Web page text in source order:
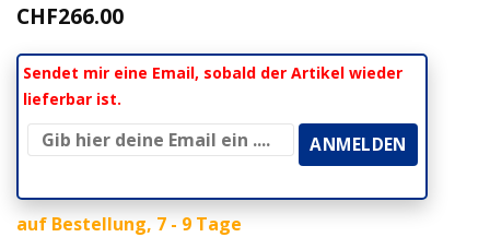
CHF266.00
Sendet mir eine Email, sobald der Artikel wieder
lieferbar ist.
auf Bestellung, 7 - 9 Tage